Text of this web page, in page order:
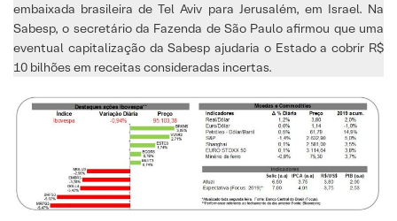
embaixada brasileira de Tel Aviv para Jerusalém, em Israel. Na
Sabesp, o secretário da Fazenda de São Paulo afirmou que uma
eventual capitalização da Sabesp ajudaria o Estado a cobrir R$
10 bilhões em receitas consideradas incertas.